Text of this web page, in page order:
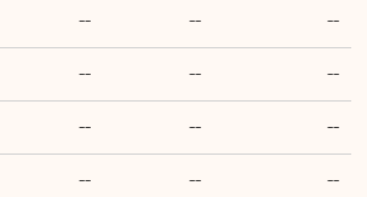
--
--
--
--
--
--
--
--
--
--
--
--